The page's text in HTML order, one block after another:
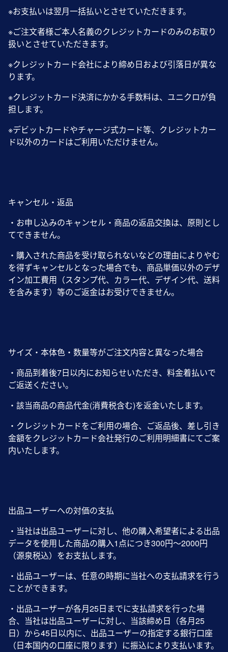
※お支払いは翌月一括払いとさせていただきます。
※ご注文者様ご本人名義のクレジットカードのみのお取り
扱いとさせていただきます。
※クレジットカード会社により締め日および引落日が異な
ります。
※クレジットカード決済にかかる手数料は、ユニクロが負
担します。
※デビットカードやチャージ式カード等、クレジットカー
ド以外のカードはご利用いただけません。
キャンセル・返品
・お申し込みのキャンセル・商品の返品交換は、原則とし
てできません。
・購入された商品を受け取られないなどの理由によりやむ
を得ずキャンセルとなった場合でも、商品単価以外のデザ
イン加工費用（スタンプ代、カラー代、デザイン代、送料
を含みます）等のご返金はお受けできません。
サイズ・本体色・数量等がご注文内容と異なった場合
・商品到着後7日以内にお知らせいただき、料金着払いで
ご返送ください。
・該当商品の商品代金(消費税含む)を返金いたします。
・クレジットカードをご利用の場合、ご返品後、差し引き
金額をクレジットカード会社発行のご利用明細書にてご案
内いたします。
出品ユーザーへの対価の支払
・当社は出品ユーザーに対し、他の購入希望者による出品
データを使用した商品の購入1点につき300円～2000円
（源泉税込）をお支払します。
・出品ユーザーは、任意の時期に当社への支払請求を行う
ことができます。
・出品ユーザーが各月25日までに支払請求を行った場
合、当社は出品ユーザーに対し、当該締め日（各月25
日）から45日以内に、出品ユーザーの指定する銀行口座
（日本国内の口座に限ります）に振込により支払います。